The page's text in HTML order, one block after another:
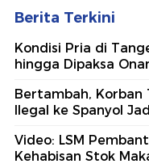
Berita Terkini
Kondisi Pria di
hingga Dipaksa
Bertambah, Korban
Ilegal ke Spanyol
Video: LSM
Kehabisan Stok